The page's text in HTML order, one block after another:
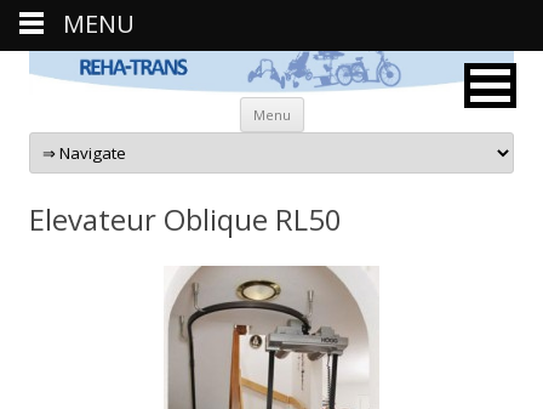
Menu Aller au contenu principal
Elevateur Oblique RL50
MENU